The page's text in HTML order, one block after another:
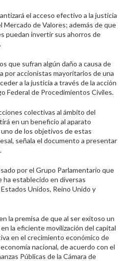
el acceso efectivo a la justicia
de Valores; además de que
puedan invertir sus ahorros de
que sufran algún daño a causa de
por accionistas mayoritarios de una
a la justicia a través de la acción
Federal de Procedimientos Civiles.
colectivas al ámbito del
en un beneficio al aparato
de los objetivos de estas
señala el documento a presentar
por el Grupo Parlamentario que
ha establecido en diversas
Unidos, Reino Unido y
la premisa de que al ser exitoso un
la eficiente movilización del capital
en el crecimiento económico de
nacional, de acuerdo con el
Públicas de la Cámara de